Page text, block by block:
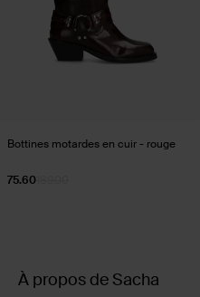
Bottines motardes en cuir - rouge
75.60
À propos de Sacha